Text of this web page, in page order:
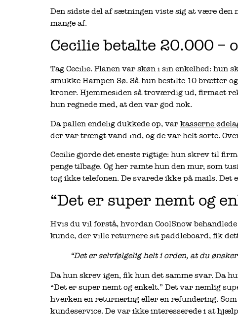
Den sidste del af sætningen viste sig at være
mange af.
Cecilie betalte 20.000 –
Tag Cecilie. Planen var skøn i sin enkelhed: hun
smukke Hampen Sø. Så hun bestilte 10 brætter
kroner. Hjemmesiden så troværdig ud, firmaet
hun regnede med, at den var god nok.
Da pallen endelig dukkede op, var kasserne
der var trængt vand ind, og de var helt sorte.
Cecilie gjorde det eneste rigtige: hun skrev til
penge tilbage. Og her ramte hun den mur, som
tog ikke telefonen. De svarede ikke på mails. Det
“Det er super nemt og
Hvis du vil forstå, hvordan CoolSnow
kunde, der ville returnere sit paddleboard, fik
“Det er selvfølgelig helt i orden, at du
Da hun skrev igen, fik hun det samme svar. Da
“Det er super nemt og enkelt.” Det var nemlig
hverken en returnering eller en refundering.
kundeservice. De var ikke interesserede i at